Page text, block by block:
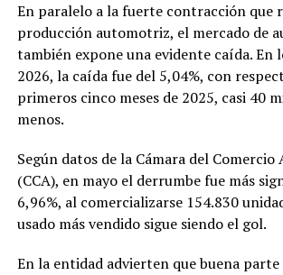
En paralelo a la fuerte contracción que
producción automotriz, el mercado de
también expone una evidente caída. En
2026, la caída fue del 5,04%, con
primeros cinco meses de 2025, casi 40
menos.
Según datos de la Cámara del
(CCA), en mayo el derrumbe fue más
6,96%, al comercializarse 154.830
usado más vendido sigue siendo el gol.
En la entidad advierten que buena parte